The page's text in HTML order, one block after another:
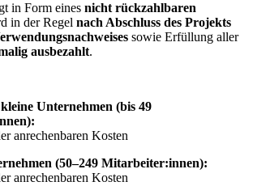
in Form eines nicht rückzahlbaren
in der Regel nach Abschluss des Projekts
sowie Erfüllung aller
ausbezahlt.
Unternehmen (bis 49
anrechenbaren Kosten
(50–249 Mitarbeiter:innen):
anrechenbaren Kosten